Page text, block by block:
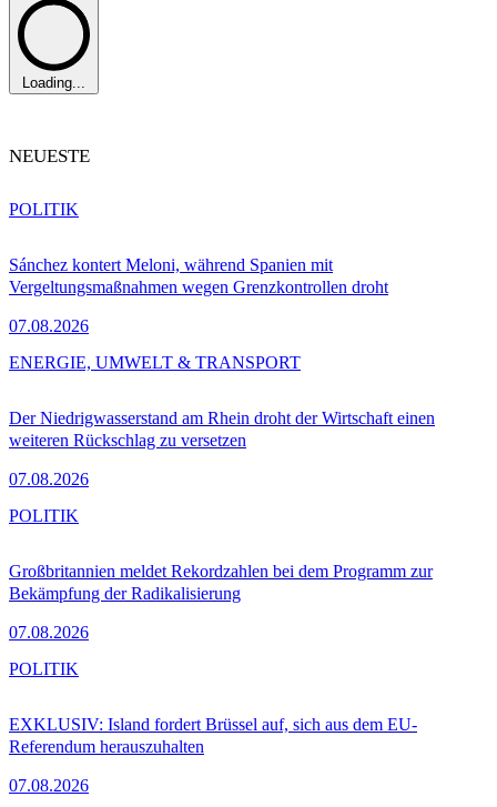
Loading...
NEUESTE
Sánchez kontert Meloni, während Spanien mit
Vergeltungsmaßnahmen wegen Grenzkontrollen droht
07.08.2026
POLITIK
Der Niedrigwasserstand am Rhein droht der Wirtschaft einen
weiteren Rückschlag zu versetzen
07.08.2026
ENERGIE, UMWELT & TRANSPORT
Großbritannien meldet Rekordzahlen bei dem Programm zur
Bekämpfung der Radikalisierung
07.08.2026
POLITIK
EXKLUSIV: Island fordert Brüssel auf, sich aus dem EU-
Referendum herauszuhalten
07.08.2026
POLITIK